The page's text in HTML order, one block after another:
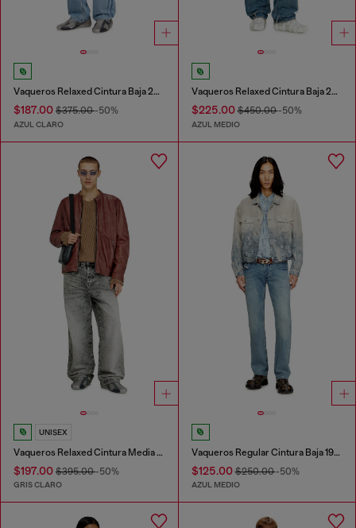
Vaqueros Relaxed Cintura Baja 2001 D-Macro
$187.00 $375.00-50%
AZUL CLARO
Vaqueros Relaxed Cintura Baja 2001 D-Macro
$225.00$450.00-50%
AZUL MEDIO
UNISEX
Vaqueros Relaxed Cintura Media 1997 D-Enim-M
$197.00 $395.00-50%
GRIS CLARO
Vaqueros Regular Cintura Baja 1985 Larkee
$125.00$250.00-50%
AZUL MEDIO